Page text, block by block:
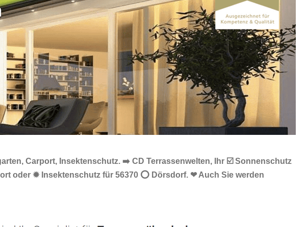
Carport, Insektenschutz. ➡️ CD Terrassenwelten, Ihr ☑️ Sonnenschutz
oder ✹ Insektenschutz für 56370 ⭕ Dörsdorf. ❤ Auch Sie werden